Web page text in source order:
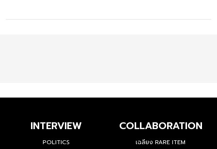
INTERVIEW
POLITICS
COLLABORATION
เฉลียง RARE ITEM